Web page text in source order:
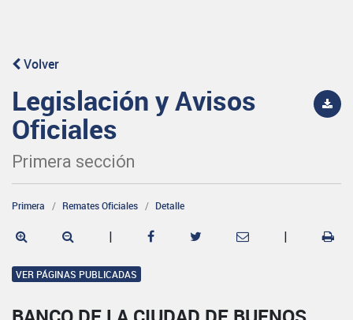
Volver
Legislación y Avisos
Oficiales
Primera sección
Primera Remates Oficiales Detalle
| |
VER PÁGINAS PUBLICADAS